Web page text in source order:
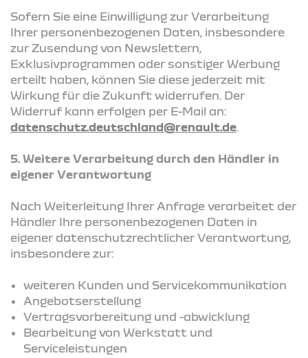
Sofern Sie eine Einwilligung zur Verarbeitung
Ihrer personenbezogenen Daten, insbesondere
zur Zusendung von Newslettern,
Exklusivprogrammen oder sonstiger Werbung
erteilt haben, können Sie diese jederzeit mit
Wirkung für die Zukunft widerrufen. Der
Widerruf kann erfolgen per E-Mail an:
datenschutz.deutschland@renault.de
5. Weitere Verarbeitung durch den Händler in
eigener Verantwortung
Nach Weiterleitung Ihrer Anfrage verarbeitet der
Händler Ihre personenbezogenen Daten in
eigener datenschutzrechtlicher Verantwortung,
insbesondere zur:
weiteren Kunden und Servicekommunikation
Angebotserstellung
Vertragsvorbereitung und -abwicklung
Bearbeitung von Werkstatt und
Serviceleistungen